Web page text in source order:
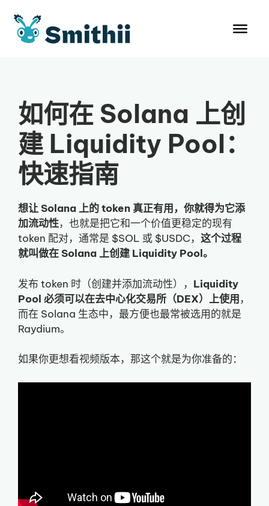
如何在 Solana 上创
建 Liquidity Pool：
快速指南
想让 Solana 上的 token 真正有用，你就得为它添
加流动性，也就是把它和一个价值更稳定的现有
token 配对，通常是 $SOL 或 $USDC， 这个过程
就叫做在 Solana 上创建 Liquidity Pool。
发布 token 时（创建并添加流动性）， Liquidity
Pool 必须可以在去中心化交易所（DEX）上使用，
而在 Solana 生态中，最方便也最常被选用的就是
Raydium。
如果你更想看视频版本，那这个就是为你准备的：